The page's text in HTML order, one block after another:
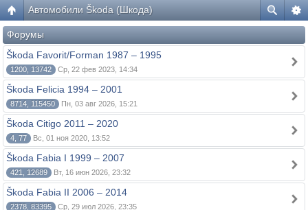
Автомобили Škoda (Шкода)
Форумы
Škoda Favorit/Forman 1987 – 1995
1200, 13742 Ср, 22 фев 2023, 14:34
Škoda Felicia 1994 – 2001
8714, 115450 Пн, 03 авг 2026, 15:21
Škoda Citigo 2011 – 2020
4, 77 Вс, 01 ноя 2020, 13:52
Škoda Fabia I 1999 – 2007
421, 12689 Вт, 16 июн 2026, 23:32
Škoda Fabia II 2006 – 2014
2378, 83395 Ср, 29 июл 2026, 23:35